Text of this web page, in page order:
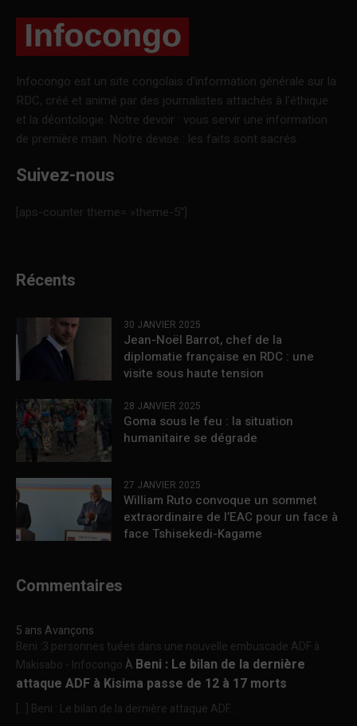
Infocongo est un site congolais d’information générale sur la
RDC, créé et animé par des journalistes attachés à l’éthique
et la déontologie. Notre devoir : vous servir une information
de première main. Notre devise : les faits sont sacrés.
Suivez-nous
[aps-counter theme= »theme-5″]
Récents
30 JANVIER 2025
Jean-Noël Barrot, chef de la
diplomatie française en RDC : une
visite sous haute tension
28 JANVIER 2025
Goma sous le feu : la situation
humanitaire se dégrade
27 JANVIER 2025
William Ruto convoque un sommet
extraordinaire de l’EAC pour un face à
face Tshisekedi-Kagame
Commentaires
5 ans Avançons
Beni :3 personnes tuées dans une nouvelle embuscade ADF à
Makisabo - InfocongoÀ Beni : Le bilan de la dernière
attaque ADF à Kisima passe de 12 à 17 morts
[…] Beni : Le bilan de la dernière attaque ADF...